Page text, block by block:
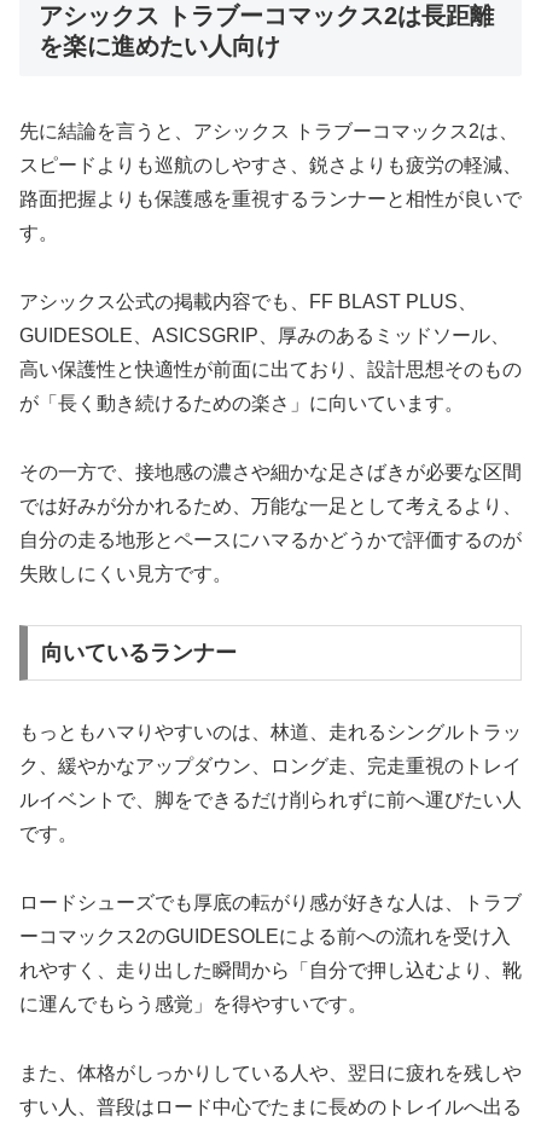
アシックス トラブーコマックス2は長距離
を楽に進めたい人向け
先に結論を言うと、アシックス トラブーコマックス2は、
スピードよりも巡航のしやすさ、鋭さよりも疲労の軽減、
路面把握よりも保護感を重視するランナーと相性が良いで
す。
アシックス公式の掲載内容でも、FF BLAST PLUS、
GUIDESOLE、ASICSGRIP、厚みのあるミッドソール、
高い保護性と快適性が前面に出ており、設計思想そのもの
が「長く動き続けるための楽さ」に向いています。
その一方で、接地感の濃さや細かな足さばきが必要な区間
では好みが分かれるため、万能な一足として考えるより、
自分の走る地形とペースにハマるかどうかで評価するのが
失敗しにくい見方です。
向いているランナー
もっともハマりやすいのは、林道、走れるシングルトラッ
ク、緩やかなアップダウン、ロング走、完走重視のトレイ
ルイベントで、脚をできるだけ削られずに前へ運びたい人
です。
ロードシューズでも厚底の転がり感が好きな人は、トラブ
ーコマックス2のGUIDESOLEによる前への流れを受け入
れやすく、走り出した瞬間から「自分で押し込むより、靴
に運んでもらう感覚」を得やすいです。
また、体格がしっかりしている人や、翌日に疲れを残しや
すい人、普段はロード中心でたまに長めのトレイルへ出る